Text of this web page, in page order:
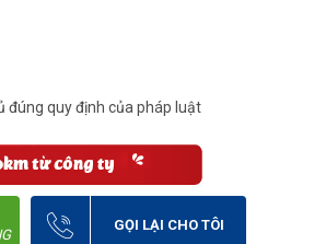
đúng quy định của pháp luật
GỌI LẠI CHO TÔI